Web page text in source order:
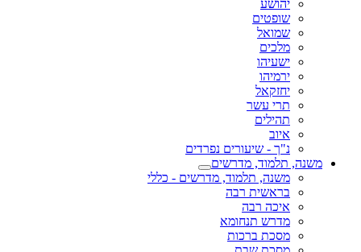
יהושע
שופטים
שמואל
מלכים
ישעיהו
ירמיהו
יחזקאל
תרי עשר
תהילים
איוב
נ"ך - שיעורים נפרדים
משנה, תלמוד, מדרשים
משנה, תלמוד, מדרשים - כללי
בראשית רבה
איכה רבה
מדרש תנחומא
מסכת ברכות